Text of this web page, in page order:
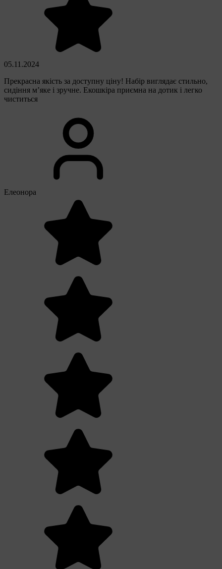
05.11.2024
Прекрасна якість за доступну ціну! Набір виглядає стильно,
сидіння м’яке і зручне. Екошкіра приємна на дотик і легко
чиститься
Елеонора